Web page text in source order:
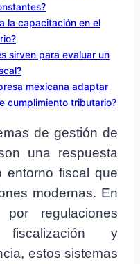
la capacitación en el
sirven para evaluar un
mexicana adaptar
cumplimiento tributario?
de gestión de
una respuesta
entorno fiscal que
modernas. En
regulaciones
fiscalización y
estos sistemas